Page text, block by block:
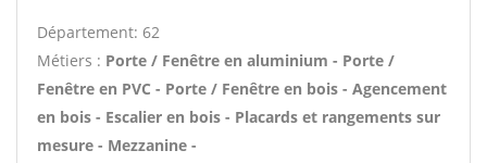
Département: 62
Métiers : Porte / Fenêtre en aluminium - Porte /
Fenêtre en PVC - Porte / Fenêtre en bois - Agencement
en bois - Escalier en bois - Placards et rangements sur
mesure - Mezzanine -